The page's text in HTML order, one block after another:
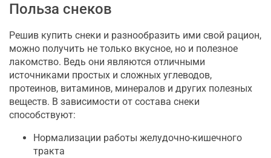
Польза снеков
Решив купить снеки и разнообразить ими свой рацион,
можно получить не только вкусное, но и полезное
лакомство. Ведь они являются отличными
источниками простых и сложных углеводов,
протеинов, витаминов, минералов и других полезных
веществ. В зависимости от состава снеки
способствуют:
Нормализации работы желудочно-кишечного
тракта